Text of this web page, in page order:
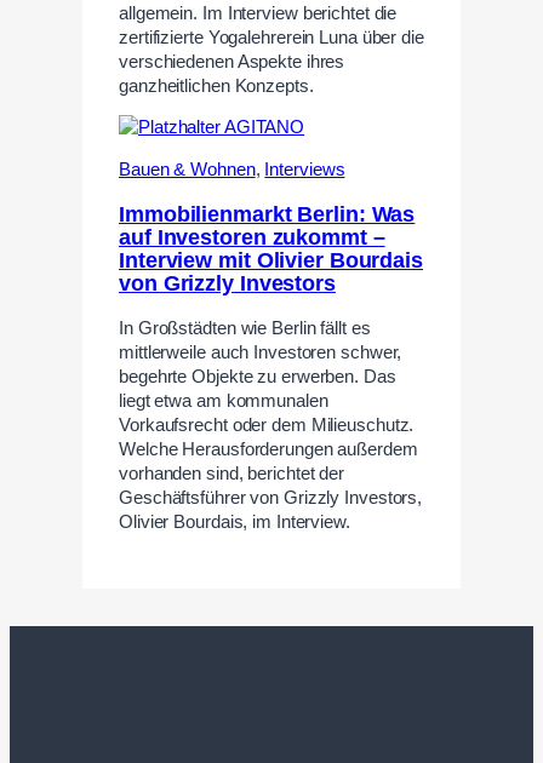
allgemein. Im Interview berichtet die
zertifizierte Yogalehrerein Luna über die
verschiedenen Aspekte ihres
ganzheitlichen Konzepts.
Bauen & Wohnen, Interviews
Immobilienmarkt Berlin: Was
auf Investoren zukommt –
Interview mit Olivier Bourdais
von Grizzly Investors
In Großstädten wie Berlin fällt es
mittlerweile auch Investoren schwer,
begehrte Objekte zu erwerben. Das
liegt etwa am kommunalen
Vorkaufsrecht oder dem Milieuschutz.
Welche Herausforderungen außerdem
vorhanden sind, berichtet der
Geschäftsführer von Grizzly Investors,
Olivier Bourdais, im Interview.